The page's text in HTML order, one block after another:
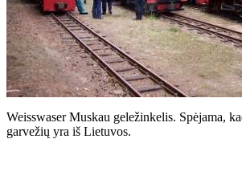
Weisswaser Muskau geležinkelis. Spėjama,
garvežių yra iš Lietuvos.